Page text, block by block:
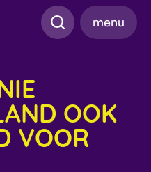
Zoeken
menu
OOK
VOOR